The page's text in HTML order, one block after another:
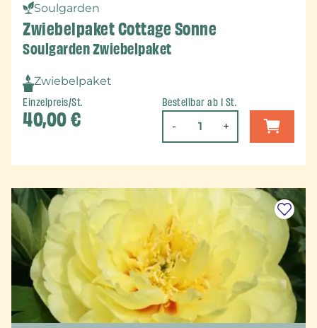
Soulgarden
Zwiebelpaket Cottage Sonne
Soulgarden Zwiebelpaket
Zwiebelpaket
Einzelpreis/St.
40,00€
Bestellbar ab 1 St.
- +